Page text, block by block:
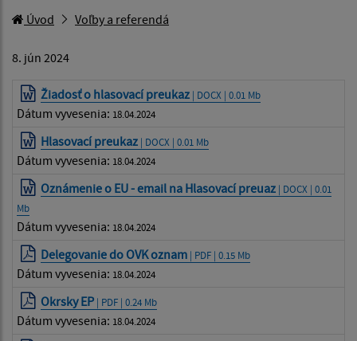
Úvod Voľby a referendá
8. jún 2024
Žiadosť o hlasovací preukaz | DOCX | 0.01 Mb
Dátum vyvesenia: 18.04.2024
Hlasovací preukaz | DOCX | 0.01 Mb
Dátum vyvesenia: 18.04.2024
Oznámenie o EU - email na Hlasovací preuaz | DOCX | 0.01
Mb
Dátum vyvesenia: 18.04.2024
Delegovanie do OVK oznam | PDF | 0.15 Mb
Dátum vyvesenia: 18.04.2024
Okrsky EP | PDF | 0.24 Mb
Dátum vyvesenia: 18.04.2024